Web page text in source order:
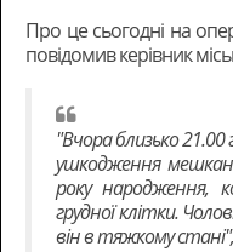
Про це сьогодні на
повідомив керівник
"Вчора близько 21.00
ушкодження
року народження,
грудної клітки.
він в тяжкому